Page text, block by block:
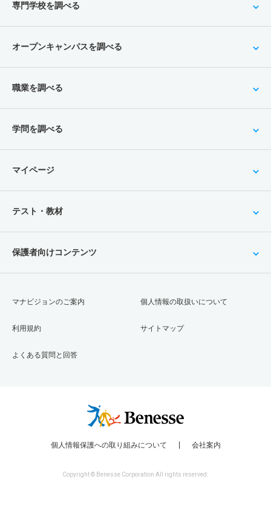
専門学校を調べる
オープンキャンパスを調べる
職業を調べる
学問を調べる
マイページ
テスト・教材
保護者向けコンテンツ
マナビジョンのご案内
利用規約
よくある質問と回答
個人情報の取扱いについて
サイトマップ
個人情報保護への取り組みについて 会社案内
Copyright © Benesse Corporation All rights reserved.